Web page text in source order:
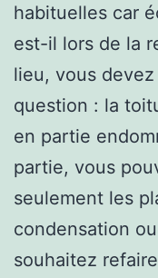
habituelles car
est-il lors de la
lieu, vous
question : la
en partie
partie, vous
seulement les
condensation
souhaitez